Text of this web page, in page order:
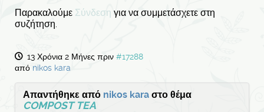
Παρακαλούμε Σύνδεση για να συμμετάσχετε στη
συζήτηση.
13 Χρόνια 2 Μήνες πριν #17288
από nikos kara
Απαντήθηκε από nikos kara στο θέμα
COMPOST TEA